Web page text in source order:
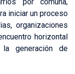
iniciar un proceso
organizaciones
horizontal
generación de